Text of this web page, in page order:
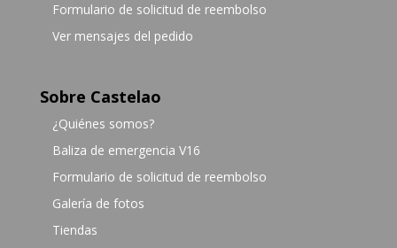
Formulario de solicitud de reembolso
Ver mensajes del pedido
Sobre Castelao
¿Quiénes somos?
Baliza de emergencia V16
Formulario de solicitud de reembolso
Galería de fotos
Tiendas